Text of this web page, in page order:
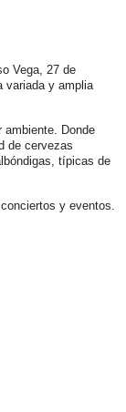
Vega, 27 de
variada y amplia
ambiente. Donde
de cervezas
típicas de
y eventos.